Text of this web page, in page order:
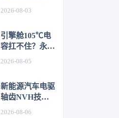
2026-08-03
引擎舱105℃电
容扛不住？永铭
扇高温振动失效
难题
2026-08-05
新能源汽车电驱
轴齿NVH技术
2026-08-06